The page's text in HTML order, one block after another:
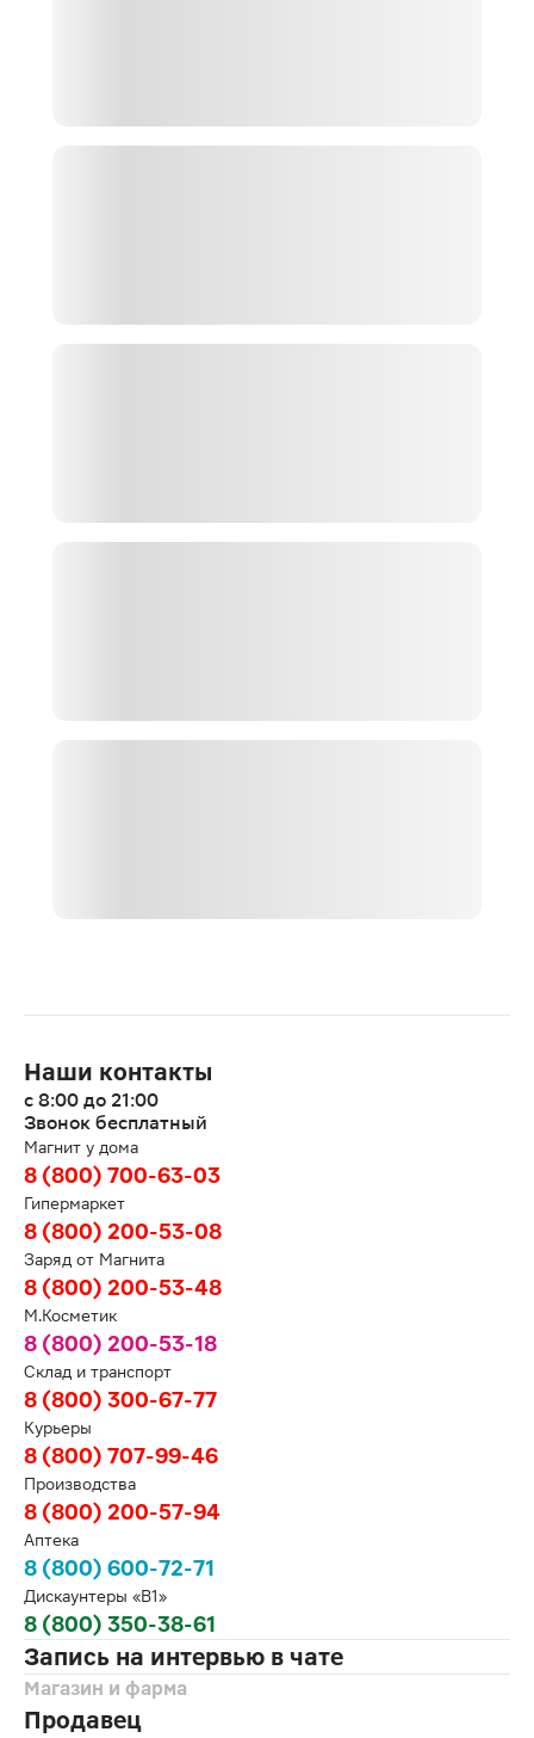
Наши контакты
с 8:00 до 21:00
Звонок бесплатный
Магнит у дома
8 (800) 700-63-03
Гипермаркет
8 (800) 200-53-08
Заряд от Магнита
8 (800) 200-53-48
М.Косметик
8 (800) 200-53-18
Склад и транспорт
8 (800) 300-67-77
Курьеры
8 (800) 707-99-46
Производства
8 (800) 200-57-94
Аптека
8 (800) 600-72-71
Дискаунтеры «В1»
8 (800) 350-38-61
Запись на интервью в чате
Магазин и фарма
Продавец